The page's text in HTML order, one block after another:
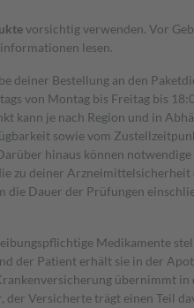
vorsichtig verwenden. Vor
lesen.
deiner Bestellung an den
von Montag bis Freitag bis
kann je nach Region und in
sowie vom
hinaus können
zu deiner Arzneimittelsicherheit
die Dauer der Prüfungen
Medikamente
der Patient erhält sie in der
übernimmt in
der Versicherte trägt einen Teil